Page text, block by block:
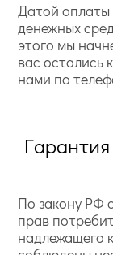
Датой оплаты
денежных
этого мы
вас остались
нами по
По закону РФ
прав
надлежащего